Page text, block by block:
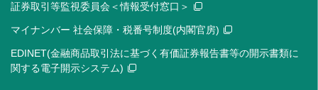
証券取引等監視委員会＜情報受付窓口＞
マイナンバー 社会保障・税番号制度(内閣官房)
EDINET(金融商品取引法に基づく有価証券報告書等の開示書類に
関する電子開示システム)